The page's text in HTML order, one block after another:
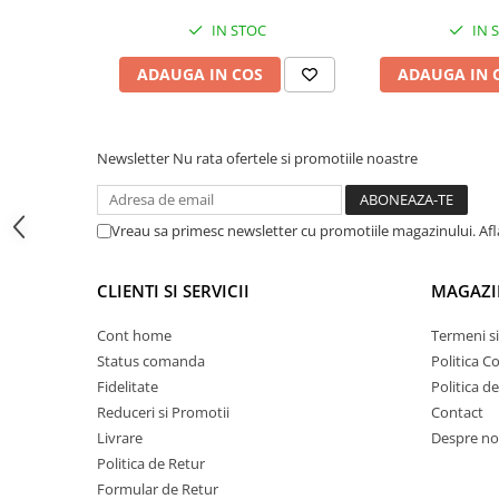
Proiectoare Full LED
Accesorii Goarne Pneumatice
Autocolante reflectorizante si
fluorescente
Claxoane Auto si Semnale Electrice
Goarne si trompete cu aer
Benzi si placi reflectorizante
Goarne / Trompete Pneumatice
Kituri Instalare Goarne
Pneumatice
asemenea, este interzisă utilizarea oricărui dispozitiv
șurubării capacului, deoarece poate cauza defectarea
IN STOC
ADAUGA IN COS
IN
ADAUGA IN
Newsletter Nu rata ofertele si promotiile noastre
Vreau sa primesc newsletter cu promotiile magazinului.
CLIENTI SI SERVICII
Cont home
Status comanda
Fidelitate
Reduceri si Promotii
Livrare
Politica de Retur
Formular de Retur
Termeni
Politica
Politica
Contact
Despre